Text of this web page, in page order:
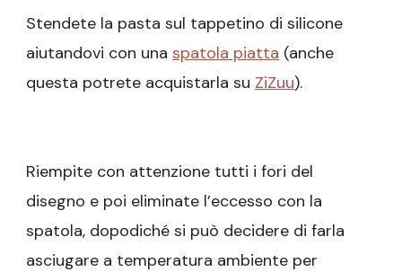
Stendete la pasta sul tappetino di silicone
aiutandovi con una spatola piatta (anche
questa potrete acquistarla su ZiZuu).
Riempite con attenzione tutti i fori del
disegno e poi eliminate l’eccesso con la
spatola, dopodiché si può decidere di farla
asciugare a temperatura ambiente per